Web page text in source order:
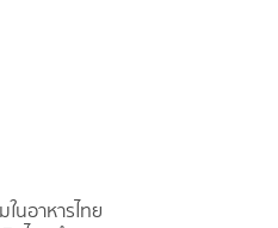
นอาหารไทย